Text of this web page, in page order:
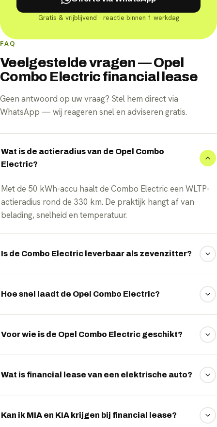
Gratis & vrijblijvend · reactie binnen 1 werkdag
FAQ
Veelgestelde vragen — Opel
Combo Electric financial lease
Geen antwoord op uw vraag? Stel hem direct via
WhatsApp — wij reageren snel en adviseren gratis.
Wat is de actieradius van de Opel Combo
Electric?
Met de 50 kWh-accu haalt de Combo Electric een WLTP-
actieradius rond de 330 km. De praktijk hangt af van
belading, snelheid en temperatuur.
Is de Combo Electric leverbaar als zevenzitter?
zeven personen met een extra zitrij en nog meer
Hoe snel laadt de Opel Combo Electric?
kW: 10 tot 80 procent in ongeveer 30 minuten. Thuis laad
Voor wie is de Opel Combo Electric geschikt?
en ondernemers die veel ruimte nodig hebben in een
Wat is financial lease van een elektrische auto?
maandtermijnen en wordt u economisch eigenaar. Het
Kan ik MIA en KIA krijgen bij financial lease?